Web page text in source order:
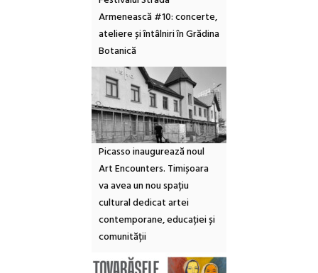
Armenească #10: concerte,
ateliere și întâlniri în Grădina
Botanică
Picasso inaugurează noul
Art Encounters. Timișoara
va avea un nou spațiu
cultural dedicat artei
contemporane, educației și
comunității